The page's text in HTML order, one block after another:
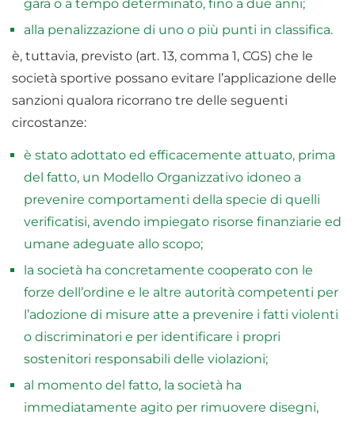
gara o a tempo determinato, fino a due anni;
alla penalizzazione di uno o più punti in classifica.
è, tuttavia, previsto (art. 13, comma 1, CGS) che le
società sportive possano evitare l’applicazione delle
sanzioni qualora ricorrano tre delle seguenti
circostanze:
è stato adottato ed efficacemente attuato, prima
del fatto, un Modello Organizzativo idoneo a
prevenire comportamenti della specie di quelli
verificatisi, avendo impiegato risorse finanziarie ed
umane adeguate allo scopo;
la società ha concretamente cooperato con le
forze dell’ordine e le altre autorità competenti per
l’adozione di misure atte a prevenire i fatti violenti
o discriminatori e per identificare i propri
sostenitori responsabili delle violazioni;
al momento del fatto, la società ha
immediatamente agito per rimuovere disegni,